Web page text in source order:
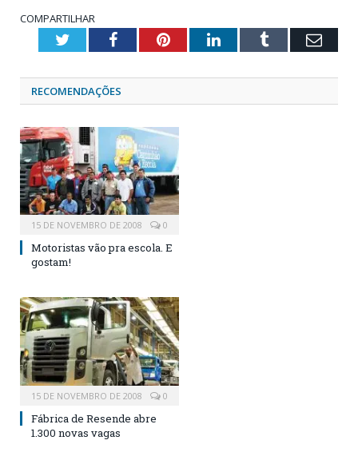
COMPARTILHAR
TwitterFacebookPinterestLinkedInTumblr
RECOMENDAÇÕES
15 DE NOVEMBRO DE 2008 0
Motoristas vão pra escola. E
gostam!
15 DE NOVEMBRO DE 2008 0
Fábrica de Resende abre
1.300 novas vagas